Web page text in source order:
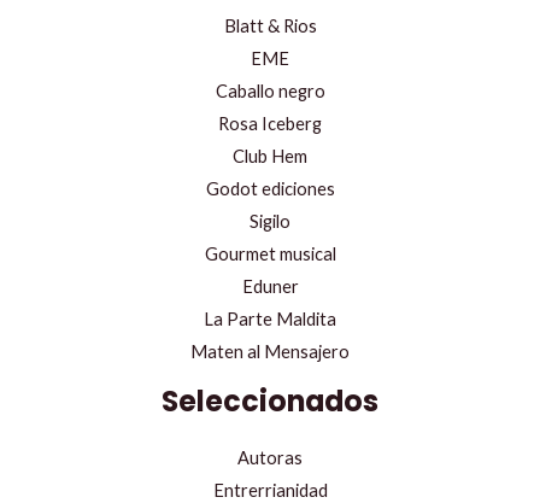
Blatt & Rios
EME
Caballo negro
Rosa Iceberg
Club Hem
Godot ediciones
Sigilo
Gourmet musical
Eduner
La Parte Maldita
Maten al Mensajero
Seleccionados
Autoras
Entrerrianidad